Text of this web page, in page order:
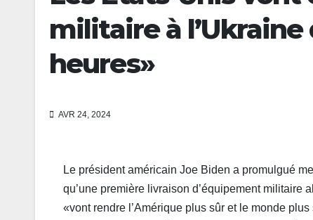
militaire à
heures»
AVR 24, 2024
Le président américain Joe Biden a promulgué
qu’une première livraison d’équipement
«vont rendre l’Amérique plus sûr et le monde